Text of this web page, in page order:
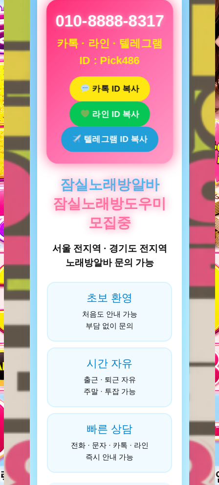
010-8888-8317
카톡 · 라인 · 텔레그램
ID : Pick486
카톡 ID 복사
라인 ID 복사
텔레그램 ID 복사
잠실노래방알바
잠실노래방도우미
모집중
서울 전지역 · 경기도 전지역
노래방알바 문의 가능
초보 환영
처음도 안내 가능
부담 없이 문의
시간 자유
출근 · 퇴근 자유
주말 · 투잡 가능
빠른 상담
전화 · 문자 · 카톡 · 라인
즉시 안내 가능